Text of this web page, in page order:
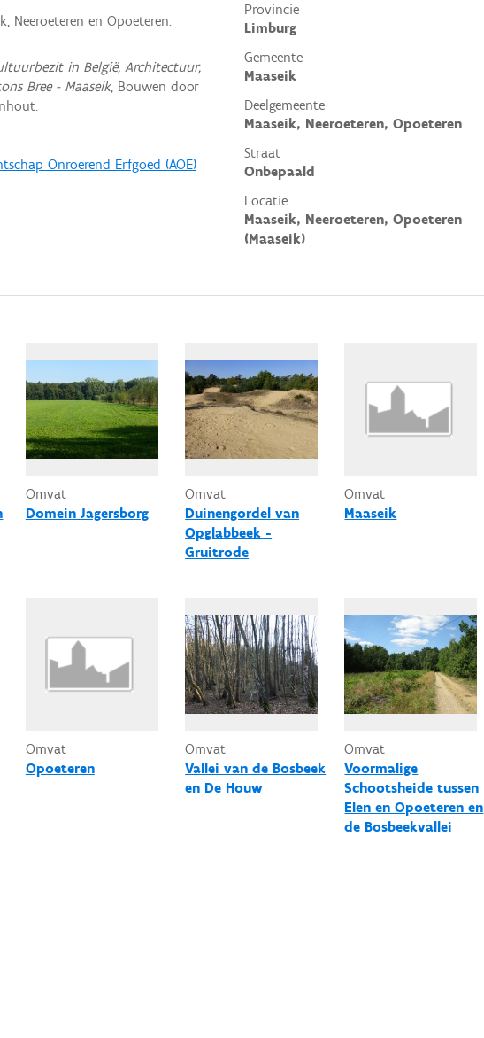
Provincie
Limburg
Gemeente
Maaseik
Deelgemeente
Maaseik, Neeroeteren, Opoeteren
Straat
Onbepaald
Locatie
Maaseik, Neeroeteren, Opoeteren
(Maaseik)
Neeroeteren en Opoeteren.
in België, Architectuur,
Bree - Maaseik, Bouwen door
Onroerend Erfgoed (AOE)
Omvat
Domein Jagersborg
Omvat
Duinengordel van
Opglabbeek -
Gruitrode
Omvat
Maaseik
Omvat
Opoeteren
Omvat
Vallei van de Bosbeek
en De Houw
Omvat
Voormalige
Schootsheide tussen
Elen en Opoeteren en
de Bosbeekvallei